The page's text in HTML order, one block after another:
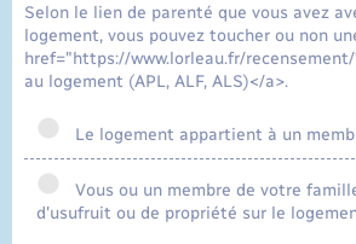
Selon le lien de parenté que vous avez
logement, vous pouvez toucher ou non
href="https://www.lorleau.fr/
au logement (APL, ALF, ALS)</a>.
Le logement appartient à un
Vous ou un membre de votre
d'usufruit ou de propriété sur le